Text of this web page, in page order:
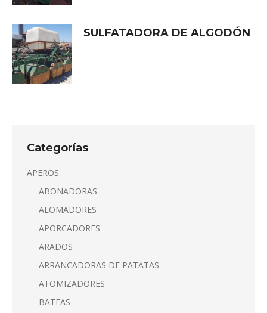
SULFATADORA DE ALGODÓN
Categorías
APEROS
ABONADORAS
ALOMADORES
APORCADORES
ARADOS
ARRANCADORAS DE PATATAS
ATOMIZADORES
BATEAS